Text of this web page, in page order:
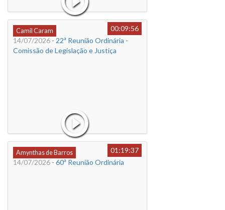
Camil Caram
00:09:56
14/07/2026 - 22ª Reunião Ordinária -
Comissão de Legislação e Justiça
Amynthas de Barros
01:19:37
14/07/2026 - 60ª Reunião Ordinária